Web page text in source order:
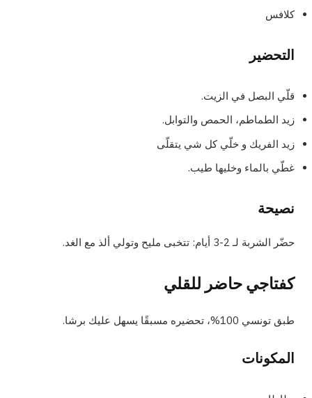
كلافس
التحضير
قلّي البصل في الزيت.
زيد الطماطم، الحمص والتوابل.
زيد الفريك و خلّي كل شي يتقلّى
غطّي بالماء وخليها طيب.
نصيحة
حضّر الشربة لـ 2-3 أيام: تتخبى مليح وتولي ألذ مع الغد.
كفتاجي حاضر للقلي
طبق تونسي 100%، تحضيره مسبقًا يسهل عليك برشا.
المكونات